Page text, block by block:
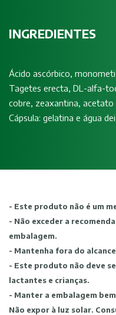
INGREDIENTES
Ácido ascórbico,
Tagetes erecta, DL-alfa-
cobre, zeaxantina, acetato
Cápsula: gelatina e água
- Este produto não é um
- Não exceder a
embalagem.
- Mantenha fora do
- Este produto não deve
lactantes e crianças.
- Manter a embalagem
Não expor à luz solar.